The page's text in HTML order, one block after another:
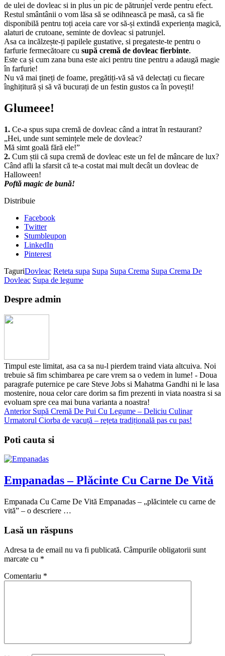
de ulei de dovleac si in plus un pic de pătrunjel verde pentru efect.
Restul smântânii o vom lăsa să se odihnească pe masă, ca să fie
disponibilă pentru toți aceia care vor să-și extindă experiența magică,
alaturi de crutoane, seminte de dovleac si patrunjel.
Asa ca incălzește-ți papilele gustative, si pregateste-te pentru o
farfurie fermecătoare cu supă cremă de dovleac fierbinte.
Este ca și cum zana buna este aici pentru tine pentru a adaugă magie
în farfurie!
Nu vă mai țineți de foame, pregătiți-vă să vă delectați cu fiecare
înghițitură și să vă bucurați de un festin gustos ca în povești!
Glumeee!
1. Ce-a spus supa cremă de dovleac când a intrat în restaurant?
„Hei, unde sunt semințele mele de dovleac?
Mă simt goală fără ele!”
2. Cum știi că supa cremă de dovleac este un fel de mâncare de lux?
Când afli la sfarsit că te-a costat mai mult decât un dovleac de
Halloween!
Poftă magic de bună!
Distribuie
Facebook
Twitter
Stumbleupon
LinkedIn
Pinterest
TaguriDovleac Reteta supa Supa Supa Crema Supa Crema De
Dovleac Supa de legume
Despre admin
Timpul este limitat, asa ca sa nu-l pierdem traind viata altcuiva. Noi
trebuie să fim schimbarea pe care vrem sa o vedem in lume! - Doua
paragrafe puternice pe care Steve Jobs si Mahatma Gandhi ni le lasa
mostenire, noua celor care dorim sa fim prezenti in viata noastra si sa
evoluam spre cea mai buna varianta a noastra!
AnteriorSupă Cremă De Pui Cu Legume – Deliciu Culinar
Urmatorul Ciorba de vacuță – rețeta tradițională pas cu pas!
Poti cauta si
Empanadas – Plăcinte Cu Carne De Vită
Empanada Cu Carne De Vită Empanadas – „plăcintele cu carne de
vită” – o descriere …
Lasă un răspuns
Adresa ta de email nu va fi publicată. Câmpurile obligatorii sunt
marcate cu *
Comentariu *